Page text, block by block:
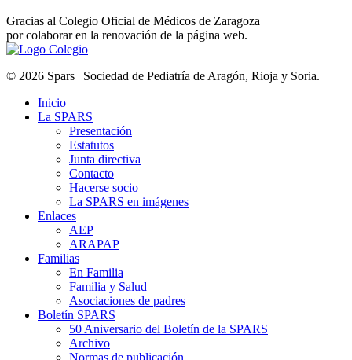
Gracias al Colegio Oficial de Médicos de Zaragoza
por colaborar en la renovación de la página web.
© 2026 Spars | Sociedad de Pediatría de Aragón, Rioja y Soria.
Inicio
La SPARS
Presentación
Estatutos
Junta directiva
Contacto
Hacerse socio
La SPARS en imágenes
Enlaces
AEP
ARAPAP
Familias
En Familia
Familia y Salud
Asociaciones de padres
Boletín SPARS
50 Aniversario del Boletín de la SPARS
Archivo
Normas de publicación